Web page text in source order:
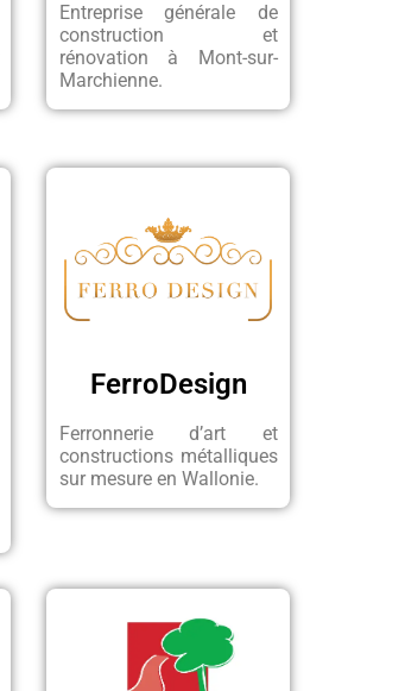
Entreprise générale de
construction et
rénovation à Mont-sur-
Marchienne.
FerroDesign
Ferronnerie d’art et
constructions métalliques
sur mesure en Wallonie.